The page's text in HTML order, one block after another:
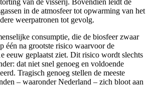
van de visserij. Bovendien leidt de
in de atmosfeer tot opwarming van het
weerpatronen tot gevolg.
consumptie, die de biosfeer zwaar
één na grootste risico waarvoor de
eeuw geplaatst ziet. Dit risico wordt slechts
dat niet snel genoeg en voldoende
Tragisch genoeg stellen de meeste
– waaronder Nederland – zich bloot aan